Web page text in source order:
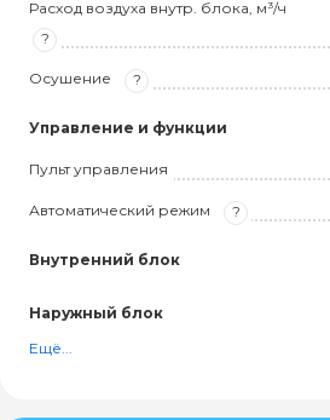
Расход воздуха внутр. блока, м³/ч
?
Осушение ?
Управление и функции
Пульт управления
Автоматический режим ?
Внутренний блок
Наружный блок
Ещё...